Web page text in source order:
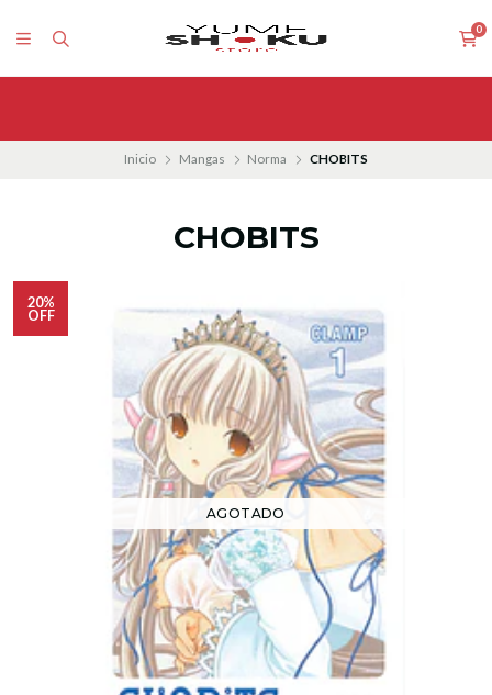
0
Inicio Mangas Norma CHOBITS
CHOBITS
20%
OFF
AGOTADO